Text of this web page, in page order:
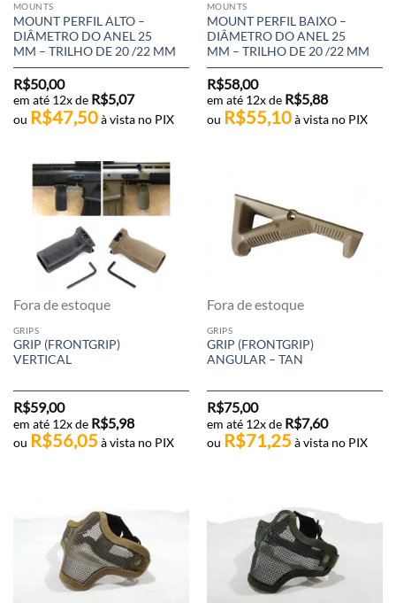
MOUNTS
MOUNT PERFIL ALTO –
DIÂMETRO DO ANEL 25
MM – TRILHO DE 20 /22 MM
R$50,00
em até 12x de R$5,07
ou R$47,50 à vista no PIX
MOUNTS
MOUNT PERFIL BAIXO –
DIÂMETRO DO ANEL 25
MM – TRILHO DE 20 /22 MM
R$58,00
em até 12x de R$5,88
ou R$55,10 à vista no PIX
Fora de estoque
GRIPS
GRIP (FRONTGRIP)
VERTICAL
R$59,00
em até 12x de R$5,98
ou R$56,05 à vista no PIX
Fora de estoque
GRIPS
GRIP (FRONTGRIP)
ANGULAR – TAN
R$75,00
em até 12x de R$7,60
ou R$71,25 à vista no PIX